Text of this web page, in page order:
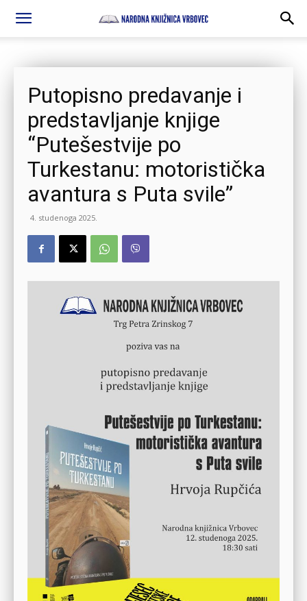
Putopisno predavanje i
predstavljanje knjige
“Putešestvije po
Turkestanu: motoristička
avantura s Puta svile”
4. studenoga 2025.